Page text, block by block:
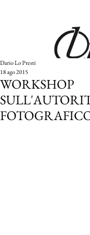
WORKSHOP
Dario Lo Presti
18 ago 2015